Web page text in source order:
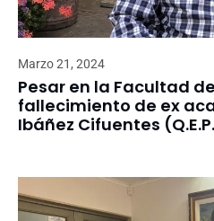
Marzo 21, 2024
Pesar en la Facultad
fallecimiento de ex
Ibáñez Cifuentes